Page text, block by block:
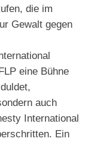
die im
Gewalt gegen
eine Bühne
auch
International
Ein